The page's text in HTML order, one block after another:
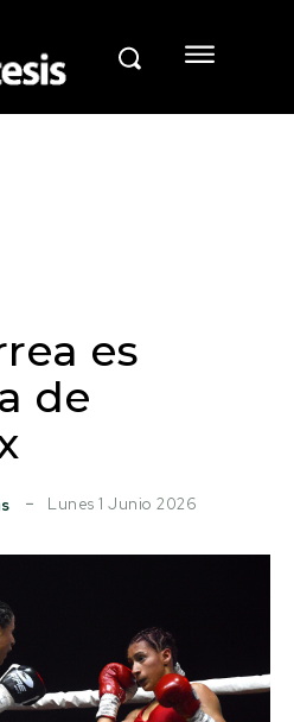
es
de
Lunes 1 Junio 2026